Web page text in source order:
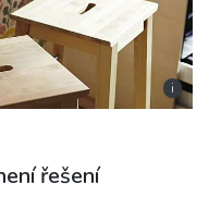
i
řešení